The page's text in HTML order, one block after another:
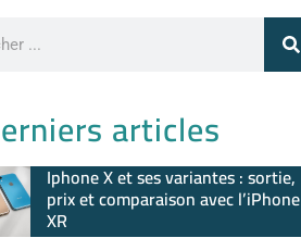
articles
Iphone X et ses variantes : sortie,
prix et comparaison avec l’iPhone
XR